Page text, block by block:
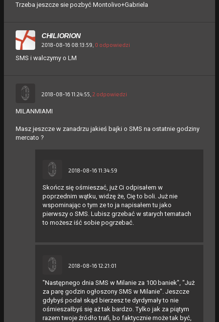
Trzeba jeszcze sie pozbyć Montolivo+Gabriela
CHILIORION
2018-08-16 08:13:59, 0 odpowiedzi
SMS i walczymy o LM
2018-08-16 11:24:55, 2 odpowiedzi
MILANMIAMI
Masz jeszcze w zanadrzu jakieś bajki o SMS na ostatnie godziny
mercato ?
2018-08-16 11:34:59
Skończ się ośmieszać, już Ci odpisałem w
poprzednim wątku, widzę że, Cię to boli. Już nie
wspominając o tym ze to ja napisałem tu jako
pierwszy o SMS. Lubisz grzebać w starych tematach
to możesz iść sobie pogrzebać.
2018-08-16 12:21:01
"Następnego dnia SMS w Milanie za 100 baniek", "Już
za parę godzin ogłoszony SMS w Milanie". Jeszcze
gdybyś podał skąd bierzesz te dyrdymały to nie
ośmieszałbyś się aż tak bardzo. Tylko jak za piątym
razem twoje źródło trafi, bo faktycznie może tak być,